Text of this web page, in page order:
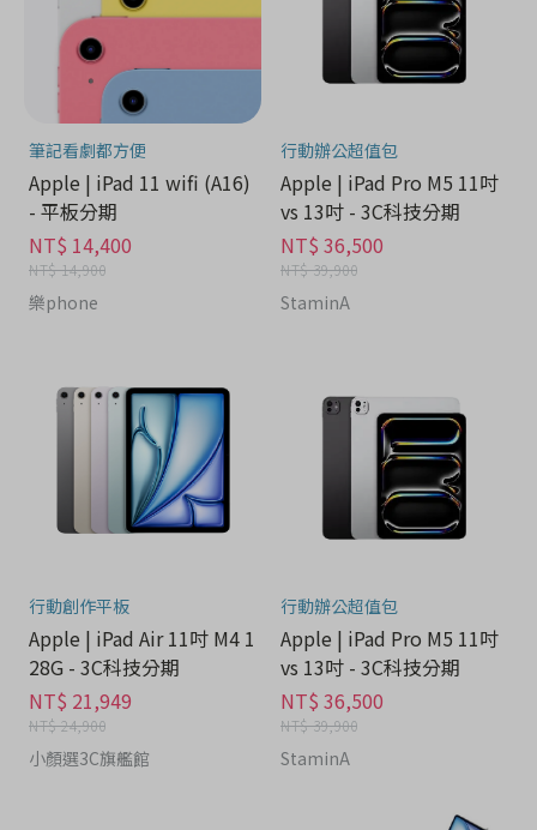
筆記看劇都方便
Apple | iPad 11 wifi (A16)
- 平板分期
NT$ 14,400
NT$ 14,900
樂phone
行動辦公超值包
Apple | iPad Pro M5 11吋
vs 13吋 - 3C科技分期
NT$ 36,500
NT$ 39,900
StaminA
行動創作平板
Apple | iPad Air 11吋 M4 1
28G - 3C科技分期
NT$ 21,949
NT$ 24,900
小顏選3C旗艦館
行動辦公超值包
Apple | iPad Pro M5 11吋
vs 13吋 - 3C科技分期
NT$ 36,500
NT$ 39,900
StaminA